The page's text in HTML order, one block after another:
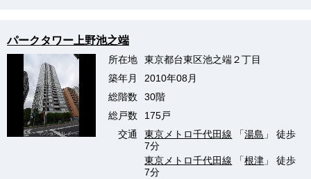
パークタワー上野池之端
所在地
東京都台東区池之端２丁目
築年月
2010年08月
総階数
30階
総戸数
175戸
交通
東京メトロ千代田線 「湯島 」 徒歩
7分
東京メトロ千代田線 「根津 」 徒歩
7分